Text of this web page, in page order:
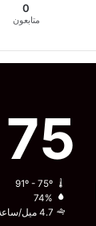
0
متابعون
75
91º - 75º
74%
4.7 ميل/ساعة